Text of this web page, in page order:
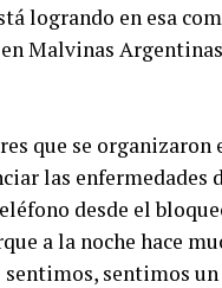
logrando en esa
que se organizaron
las enfermedades
desde el
a la noche hace
sentimos, sentimos